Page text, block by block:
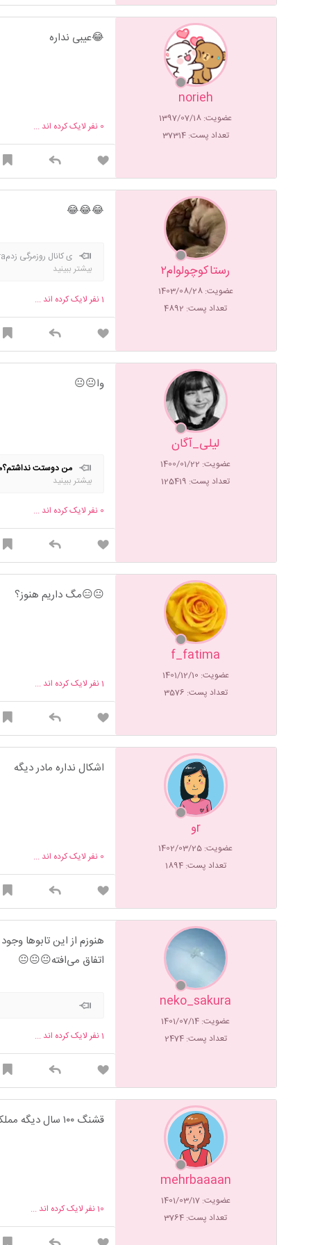
norieh
عضویت: 1397/07/18
تعداد پست: 37314
😂عیبی نداره
0 نفر لایک کرده اند ...
رستاکوچولوام۲
عضویت: 1403/08/28
تعداد پست: 4892
😂😂😂
ی کانال روزمرگی زدمhttps://eitaa.com/zendegizahra
بیشتر ببینید
1نفر لایک کرده اند ...
لیلی_آگان
عضویت: 1400/01/22
تعداد پست: 125419
وا😐😐
من دوستت
بیشتر ببینید
0 نفر لایک کرده اند ...
f_fatima
عضویت: 1401/12/10
تعداد پست: 3576
😐😑مگ داریم هنوز؟
1نفر لایک کرده اند ...
rو
عضویت: 1402/03/25
تعداد پست: 1894
اشکال نداره مادر دیگه
0 نفر لایک کرده اند ...
neko_sakura
عضویت: 1401/07/14
تعداد پست: 2474
هنوزم از این تابوها
اتفاق می‌افته😐😐😐
1نفر لایک کرده اند ...
mehrbaaaan
عضویت: 1401/03/17
تعداد پست: 3764
قشنگ ۱۰۰ سال دیگه مملکتمون کار داره
10نفر لایک کرده اند ...